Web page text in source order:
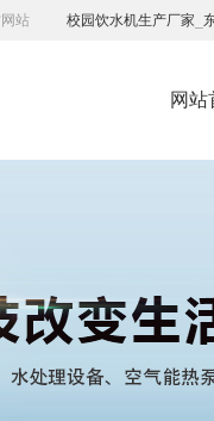
站 校园饮水机生产厂家
网站